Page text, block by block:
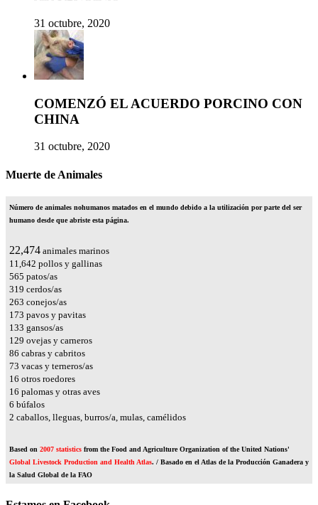
31 octubre, 2020
COMENZÓ EL ACUERDO PORCINO CON
CHINA
31 octubre, 2020
Muerte de Animales
Número de animales nohumanos matados en el mundo debido a la utilización por parte del ser
humano desde que abriste esta página.
25,328 animales marinos
13,121 pollos y gallinas
637 patos/as
359 cerdos/as
296 conejos/as
194 pavos y pavitas
150 gansos/as
145 ovejas y carneros
97 cabras y cabritos
82 vacas y terneros/as
18 otros roedores
18 palomas y otras aves
6 búfalos
3 caballos, lleguas, burros/a, mulas, camélidos
Based on 2007 statistics from the Food and Agriculture Organization of the United Nations'
Global Livestock Production and Health Atlas. / Basado en el Atlas de la Producción Ganadera y
la Salud Global de la FAO